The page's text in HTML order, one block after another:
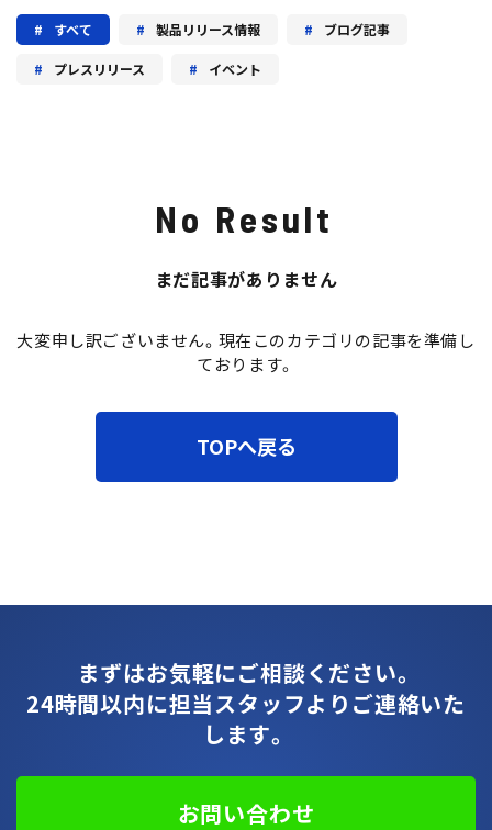
製品紹介
事例紹介
すべて 製品リリース情報
ブログ記事
プレスリリース
イベント
No Result
まだ記事がありません
大変申し訳ございません。現在このカテゴリの記事を準備し
ております。
TOPへ戻る
まずはお気軽にご相談ください。
24時間以内に担当スタッフよりご連絡いた
します。
お問い合わせ